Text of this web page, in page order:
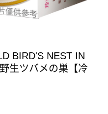
BIRD'S NEST IN
生ツバメの巣【冷